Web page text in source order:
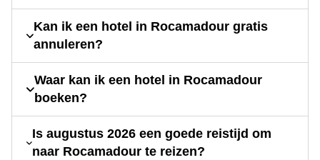
Kan ik een hotel in Rocamadour gratis
annuleren?
Waar kan ik een hotel in Rocamadour
boeken?
Is augustus 2026 een goede reistijd om
naar Rocamadour te reizen?